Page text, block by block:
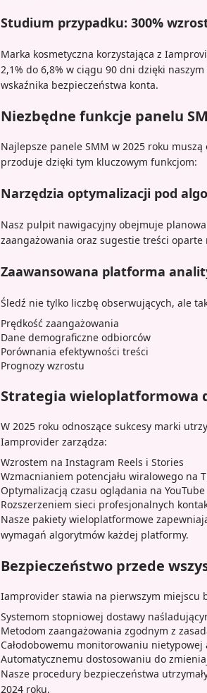
Studium przypadku: 300%
Marka kosmetyczna korzystająca z
2,1% do 6,8% w ciągu 90 dni dzięki
wskaźnika bezpieczeństwa konta.
Niezbędne funkcje panelu
Najlepsze panele SMM w 2025 roku
przoduje dzięki tym kluczowym funkcjom:
Narzędzia optymalizacji pod
Nasz pulpit nawigacyjny obejmuje
zaangażowania oraz sugestie treści
Zaawansowana platforma
Śledź nie tylko liczbę obserwujących, ale
Prędkość zaangażowania
Dane demograficzne odbiorców
Porównania efektywności treści
Prognozy wzrostu
Strategia wieloplatformowa
W 2025 roku odnoszące sukcesy marki
Iamprovider zarządza:
Wzrostem na Instagram Reels i Stories
Wzmacnianiem potencjału wiralowego na
Optymalizacją czasu oglądania na YouTube
Rozszerzeniem sieci profesjonalnych
Nasze pakiety wieloplatformowe
wymagań algorytmów każdej platformy.
Bezpieczeństwo przede
Iamprovider stawia na pierwszym miejscu
Systemom stopniowej dostawy
Metodom zaangażowania zgodnym z
Całodobowemu monitorowaniu nietypowej
Automatycznemu dostosowaniu do
Nasze procedury bezpieczeństwa
2024 roku.